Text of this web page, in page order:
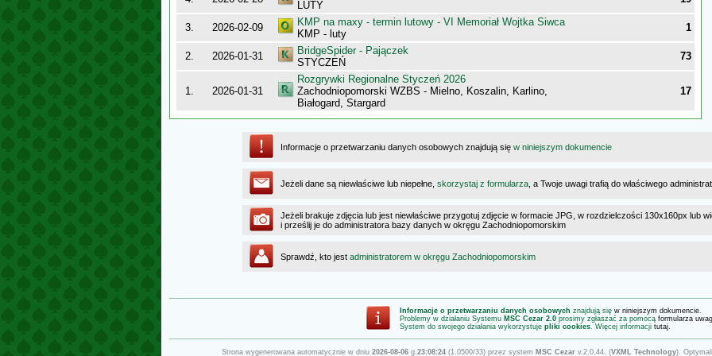
LUTY
3. 2026-02-09
KMP na maxy - termin lutowy - VI Memoriał Wojtka Siwca
KMP - luty
1
2. 2026-01-31
BridgeSpider - Pajączek
STYCZEŃ
73
1. 2026-01-31
Rozgrywki Regionalne Styczeń 2026
Zachodniopomorski WZBS - Mielno, Koszalin, Karlino,
Białogard, Stargard
17
Informacje o przetwarzaniu danych osobowych znajdują się w niniejszym dokumencie
Jeżeli dane są niewłaściwe lub niepełne, skorzystaj z formularza , a Twoje uwagi trafią do właściwego
Jeżeli brakuje zdjęcia lub jest niewłaściwe przygotuj zdjęcie w formacie JPG, w rozdzielczości 130x160px lub
i prześlij je do administratora bazy danych w okręgu Zachodniopomorskim
Sprawdź, kto jest administratorem w okręgu Zachodniopomorskim
Informacje o przetwarzaniu danych osobowych znajdują się w niniejszym dokumencie.
Problemy w działaniu Systemu MSC Cezar 2.0 prosimy zgłaszać za pomocą formularza uwag
System do swojego działania wykorzystuje pliki cookies. Więcej informacji tutaj.
Strona wygenerowana automatycznie w dniu 2026-08-06 g.23:08:24 (1.0500/33) przez system MSC Cezar v.2.0.44. (VXML Technology).